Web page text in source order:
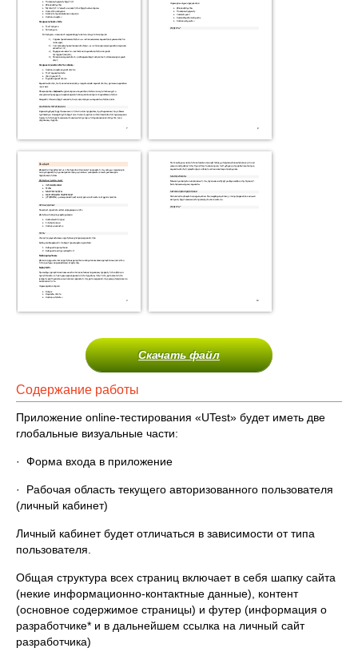
Скачать файл
Содержание работы
Приложение online-тестирования «UTest» будет иметь две
глобальные визуальные части:
· Форма входа в приложение
· Рабочая область текущего авторизованного пользователя
(личный кабинет)
Личный кабинет будет отличаться в зависимости от типа
пользователя.
Общая структура всех страниц включает в себя шапку сайта
(некие информационно-контактные данные), контент
(основное содержимое страницы) и футер (информация о
разработчике* и в дальнейшем ссылка на личный сайт
разработчика)